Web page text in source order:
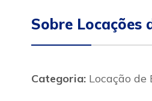
Sobre Locações
Categoria: Locação